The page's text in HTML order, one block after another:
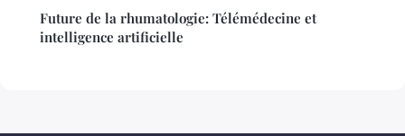
Future de la rhumatologie: Télémédecine et
intelligence artificielle